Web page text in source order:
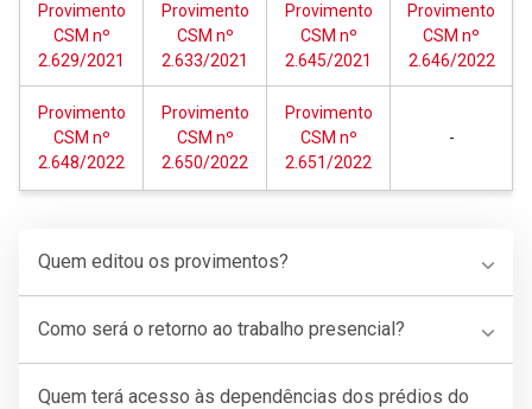
Provimento
CSM nº
2.629/2021
Provimento
CSM nº
2.633/2021
Provimento
CSM nº
2.645/2021
Provimento
CSM nº
2.646/2022
Provimento
CSM nº
2.648/2022
Provimento
CSM nº
2.650/2022
Provimento
CSM nº
2.651/2022
-
Quem editou os provimentos?
Como será o retorno ao trabalho presencial?
Quem terá acesso às dependências dos prédios do